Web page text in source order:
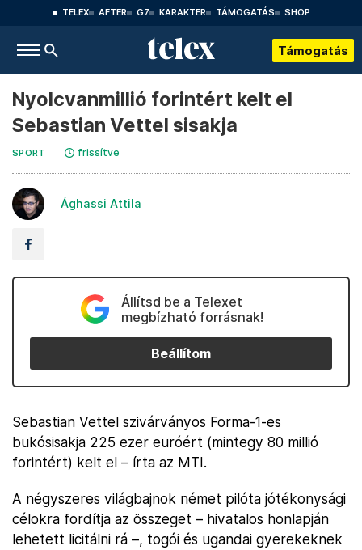
TELEX AFTER G7 KARAKTER TÁMOGATÁS SHOP
Támogatás
Nyolcvanmillió forintért kelt el
Sebastian Vettel sisakja
SPORT frissítve
Ághassi Attila
Állítsd be a Telexet
megbízható forrásnak!
Beállítom
Sebastian Vettel szivárványos Forma-1-es
bukósisakja 225 ezer euróért (mintegy 80 millió
forintért) kelt el – írta az MTI.
A négyszeres világbajnok német pilóta jótékonysági
célokra fordítja az összeget – hivatalos honlapján
lehetett licitálni rá –, togói és ugandai gyerekeknek